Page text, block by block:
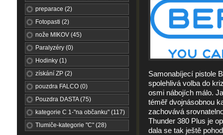
preparace (2)
Fotopasti (2)
nože MIKOV (45)
Paralyzéry (0)
Hodinky (1)
získání ZP (2)
pouzdra FALCO (0)
Pouzdra DASTA (75)
kategorie C 1-"na občanku" (117)
Tlumiče-kategorie "C" (28)
Samonabíjecí pistole
spolehlivá volba do
osmi nábojích málo.
téměř dvojnásobnou
zachovává
Thunder 380 Plus je
dala se tak ještě